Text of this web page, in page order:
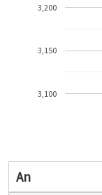
3,100
3,150
3,200
An